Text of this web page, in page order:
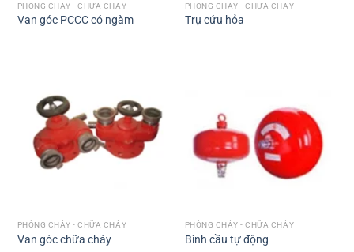
PHÒNG CHÁY - CHỮA CHÁY
Van góc PCCC có ngàm
PHÒNG CHÁY - CHỮA CHÁY
Trụ cứu hỏa
PHÒNG CHÁY - CHỮA CHÁY
Van góc chữa cháy
PHÒNG CHÁY - CHỮA CHÁY
Bình cầu tự động